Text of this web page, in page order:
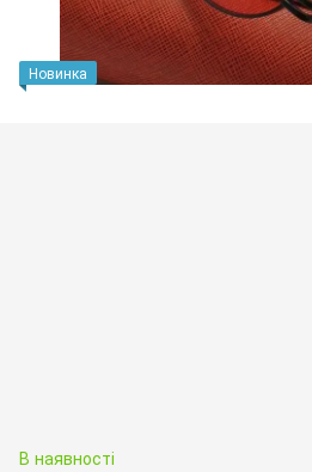
Новинка
В наявності